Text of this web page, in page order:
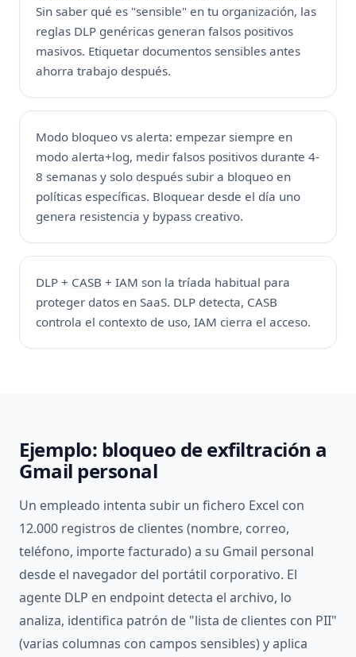
Sin saber qué es "sensible" en tu organización, las
reglas DLP genéricas generan falsos positivos
masivos. Etiquetar documentos sensibles antes
ahorra trabajo después.
Modo bloqueo vs alerta: empezar siempre en
modo alerta+log, medir falsos positivos durante 4-
8 semanas y solo después subir a bloqueo en
políticas específicas. Bloquear desde el día uno
genera resistencia y bypass creativo.
DLP + CASB + IAM son la tríada habitual para
proteger datos en SaaS. DLP detecta, CASB
controla el contexto de uso, IAM cierra el acceso.
Ejemplo: bloqueo de exfiltración a
Gmail personal
Un empleado intenta subir un fichero Excel con
12.000 registros de clientes (nombre, correo,
teléfono, importe facturado) a su Gmail personal
desde el navegador del portátil corporativo. El
agente DLP en endpoint detecta el archivo, lo
analiza, identifica patrón de "lista de clientes con PII"
(varias columnas con campos sensibles) y aplica